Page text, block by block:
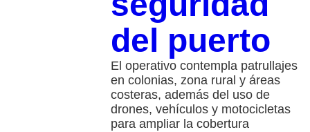
del puerto
El operativo contempla patrullajes
en colonias, zona rural y áreas
costeras, además del uso de
drones, vehículos y motocicletas
para ampliar la cobertura